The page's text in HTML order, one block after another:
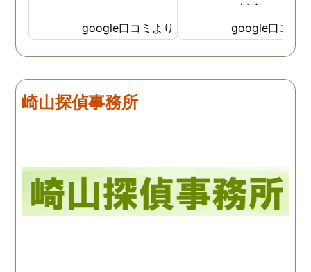
google口コミより
たところ、対応された方
探偵のノウハウまで丁寧
教えて下さったのです。
用できると思い、早速お
は、仕事も丁寧で調査内
google口コミ
崎山探偵事務所